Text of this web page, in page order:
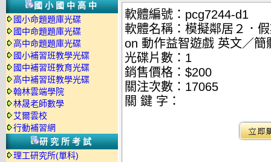
國小國中高中
國小命題題庫光碟
國中命題題庫光碟
高中命題題庫光碟
國小補習班教學光碟
國中補習班教育光碟
高中補習班教學光碟
翰林雲端學院
林晟老師數學
艾爾雲校
行動補習網
研究所考試
理工研究所(單科)
軟體編號：pcg7244-d1
軟體名稱：模擬鄰居２．
on 動作益智遊戲 英文／簡
光碟片數：1
銷售價格：$200
關注次數： 17065
關 鍵 字：